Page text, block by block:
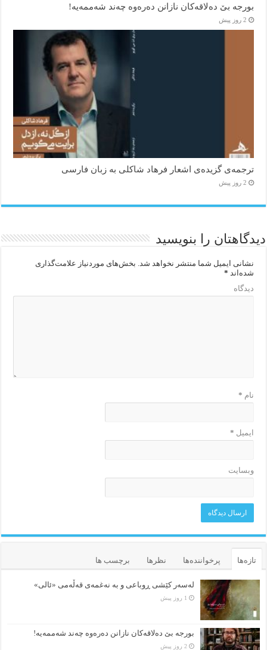
بورجە بێ دەلاقەکان نازانن دەرەوە چەند شەممەیە!
2 روز پیش
ترجمه‌ی گزیده‌‌ی اشعار فرهاد شاکلی به زبان فارسی
2 روز پیش
دیدگاهتان را بنویسید
نشانی ایمیل شما منتشر نخواهد شد. بخش‌های موردنیاز علامت‌گذاری
شده‌اند *
دیدگاه
نام *
ایمیل *
وبسایت
تازه‌ها پرخواننده‌ها نظرها برچسب ها
لەسەر کێشی ڕوباعی و به نەغمەی قەڵەمی «ئالی»
1 روز پیش
بورجە بێ دەلاقەکان نازانن دەرەوە چەند شەممەیە!
2 روز پیش